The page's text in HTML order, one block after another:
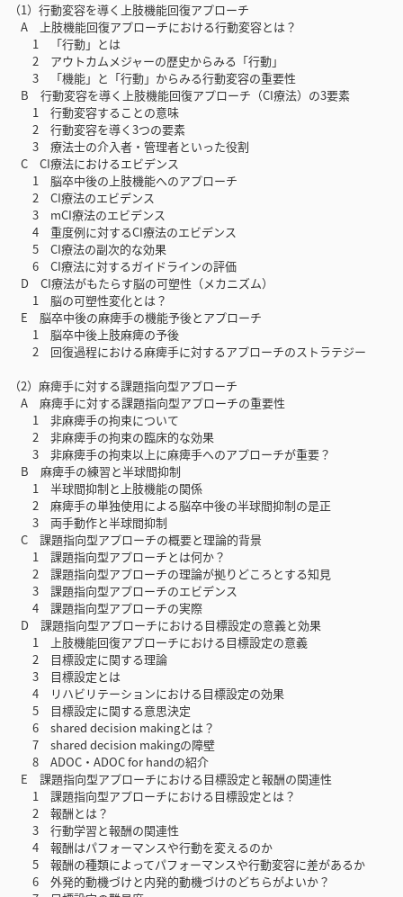
（1）行動変容を導く上肢機能回復アプローチ
A 上肢機能回復アプローチにおける行動変容とは？
1 「行動」とは
2 アウトカムメジャーの歴史からみる「行動」
3 「機能」と「行動」からみる行動変容の重要性
B 行動変容を導く上肢機能回復アプローチ（CI療法）の3要素
1 行動変容することの意味
2 行動変容を導く3つの要素
3 療法士の介入者・管理者といった役割
C CI療法におけるエビデンス
1 脳卒中後の上肢機能へのアプローチ
2 CI療法のエビデンス
3 mCI療法のエビデンス
4 重度例に対するCI療法のエビデンス
5 CI療法の副次的な効果
6 CI療法に対するガイドラインの評価
D CI療法がもたらす脳の可塑性（メカニズム）
1 脳の可塑性変化とは？
E 脳卒中後の麻痺手の機能予後とアプローチ
1 脳卒中後上肢麻痺の予後
2 回復過程における麻痺手に対するアプローチのストラテジー
（2）麻痺手に対する課題指向型アプローチ
A 麻痺手に対する課題指向型アプローチの重要性
1 非麻痺手の拘束について
2 非麻痺手の拘束の臨床的な効果
3 非麻痺手の拘束以上に麻痺手へのアプローチが重要？
B 麻痺手の練習と半球間抑制
1 半球間抑制と上肢機能の関係
2 麻痺手の単独使用による脳卒中後の半球間抑制の是正
3 両手動作と半球間抑制
C 課題指向型アプローチの概要と理論的背景
1 課題指向型アプローチとは何か？
2 課題指向型アプローチの理論が拠りどころとする知見
3 課題指向型アプローチのエビデンス
4 課題指向型アプローチの実際
D 課題指向型アプローチにおける目標設定の意義と効果
1 上肢機能回復アプローチにおける目標設定の意義
2 目標設定に関する理論
3 目標設定とは
4 リハビリテーションにおける目標設定の効果
5 目標設定に関する意思決定
6 shared decision makingとは？
7 shared decision makingの障壁
8 ADOC・ADOC for handの紹介
E 課題指向型アプローチにおける目標設定と報酬の関連性
1 課題指向型アプローチにおける目標設定とは？
2 報酬とは？
3 行動学習と報酬の関連性
4 報酬はパフォーマンスや行動を変えるのか
5 報酬の種類によってパフォーマンスや行動変容に差があるか
6 外発的動機づけと内発的動機づけのどちらがよいか？